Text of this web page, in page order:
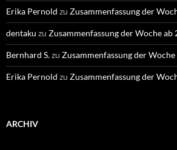
Erika Pernold zu Zusammenfassung der
dentaku zu Zusammenfassung der Woche ab
Bernhard S.zu Zusammenfassung der
Erika Pernold zu Zusammenfassung der
ARCHIV